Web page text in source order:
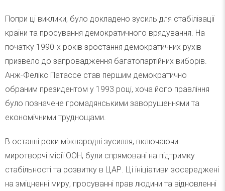
Попри ці виклики, було докладено зусиль для стабілізації
країни та просування демократичного врядування. На
початку 1990-х років зростання демократичних рухів
призвело до запровадження багатопартійних виборів.
Анж-Фелікс Патассе став першим демократично
обраним президентом у 1993 році, хоча його правління
було позначене громадянськими заворушеннями та
економічними труднощами.
В останні роки міжнародні зусилля, включаючи
миротворчі місії ООН, були спрямовані на підтримку
стабільності та розвитку в ЦАР. Ці ініціативи зосереджені
на зміцненні миру, просуванні прав людини та відновленні